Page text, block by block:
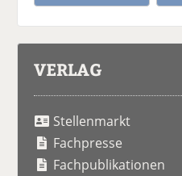
VERLAG
Stellenmarkt
Fachpresse
Fachpublikationen